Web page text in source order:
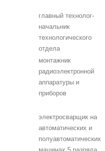
главный технолог-
начальник
технологического
отдела
монтажник
радиоэлектронной
аппаратуры и
приборов
электросварщик на
автоматических и
полуавтоматических